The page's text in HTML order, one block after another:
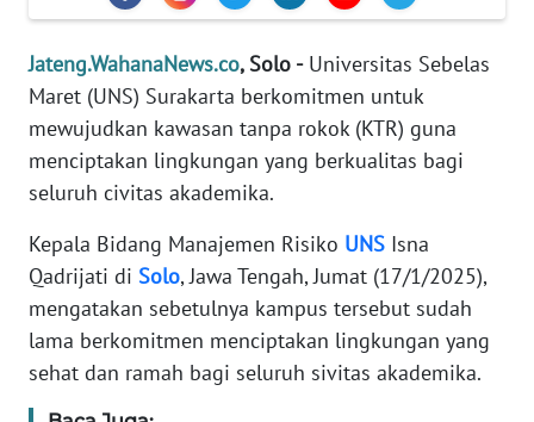
Jateng.WahanaNews.co, Solo -Universitas Sebelas
Maret (UNS) Surakarta berkomitmen untuk
mewujudkan kawasan tanpa rokok (KTR) guna
menciptakan lingkungan yang berkualitas bagi
seluruh civitas akademika.
Kepala Bidang Manajemen Risiko UNS Isna
Qadrijati di Solo, Jawa Tengah, Jumat (17/1/2025),
mengatakan sebetulnya kampus tersebut sudah
lama berkomitmen menciptakan lingkungan yang
sehat dan ramah bagi seluruh sivitas akademika.
IKLAN
TENTANG
KAMI
MEDIA
SIBER
REDAKSI